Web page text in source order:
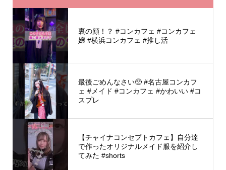
裏の顔！？ #コンカフェ #コンカフェ
嬢 #横浜コンカフェ #推し活
最後ごめんなさい🥺 #名古屋コンカフ
ェ #メイド #コンカフェ #かわいい #コ
スプレ
【チャイナコンセプトカフェ】自分達
で作ったオリジナルメイド服を紹介し
てみた #shorts